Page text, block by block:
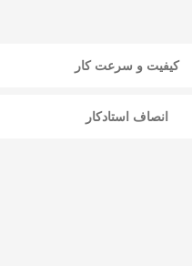
کیفیت و سرعت کار
انصاف استادکار